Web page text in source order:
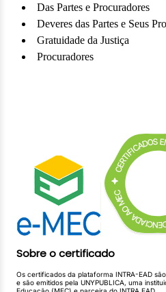
Das Partes e Procuradores
Deveres das Partes e Seus
Gratuidade da Justiça
Procuradores
Da Formação, da Suspensão
Parte Especial do Novo CPC
Extinção do Processo
Audiência de Conciliação e
Respostas do Réu
Do Saneamento e da
Das Provas
Da Coisa Julgada
Referências Bibliográficas
Sobre o certificado
Os certificados da plataforma INTRA-EAD
e são emitidos pela UNYPUBLICA, uma